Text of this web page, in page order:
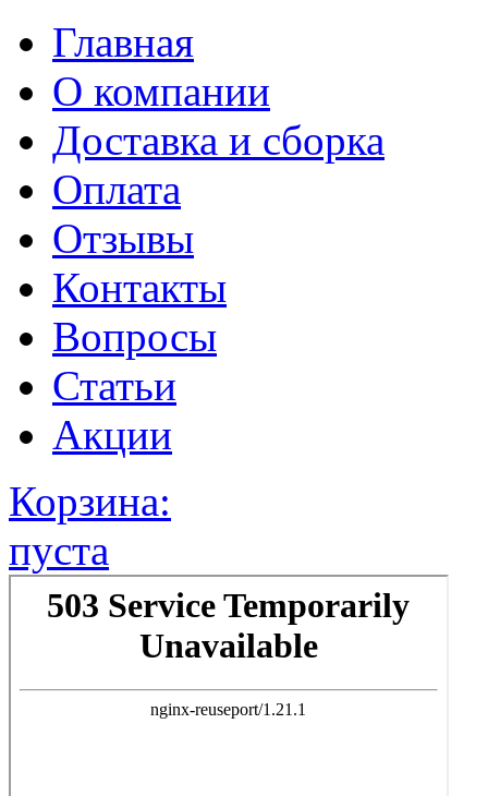
Главная
О компании
Доставка и сборка
Оплата
Отзывы
Контакты
Вопросы
Статьи
Акции
Корзина:
пуста